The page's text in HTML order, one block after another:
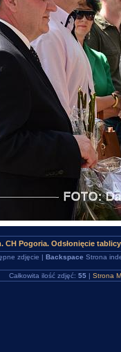
CH Pogoria. Odsłonięcie
zdjęcie | Backspace Strona
Całkowita ilość zdjęć: 55 | Strona